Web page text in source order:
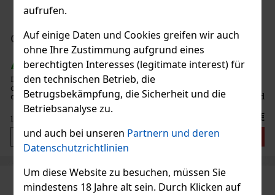
aufrufen.
Auf einige Daten und Cookies greifen wir auch
ohne Ihre Zustimmung aufgrund eines
berechtigten Interesses (legitimate interest) für
den technischen Betrieb, die
Betrugsbekämpfung, die Sicherheit und die
Betriebsanalyse zu.
und auch bei unseren Partnern und deren
Datenschutzrichtlinien
Um diese Website zu besuchen, müssen Sie
mindestens 18 Jahre alt sein. Durch Klicken auf
Guess Damenuhr W1053L1
AUF LAGER(3 st)
Diese luxuriöse Damenuhr von GUESS wird jede Frau begeistern,
ob unter dem Weihnachtsbaum oder als Geschenk zum Geburtstag
oder einem anderen Anlass.Die dunkelblaue Uhr mit Roségold wird
ein tolles Accessoire sein, egal ob Sie spazieren gehen, zur Ar
111.57 135 €
Bestellen